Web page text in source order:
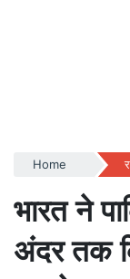
Home
भारत ने
अंदर तक